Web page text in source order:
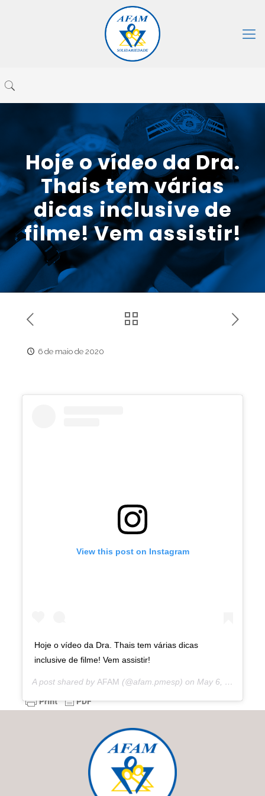
Hoje o vídeo da Dra.
Thais tem várias
dicas inclusive de
filme! Vem assistir!
6 de maio de 2020
View this post on Instagram
Hoje o vídeo da Dra. Thais tem várias dicas
inclusive de filme! Vem assistir!
A post shared by AFAM (@afam.pmesp) on May 6, 2020 at 10:19am PDT